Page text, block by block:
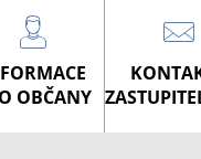
OBČANY